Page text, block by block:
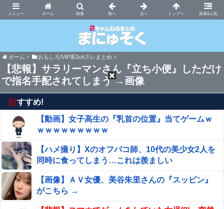
ホーム 新着&人気
まにゅそく 2chまとめニュース速報VIP
ホーム おもしろ/VIP系2chスレまとめ
【悲報】サラリーマンさん『立ち小便』しただけ
で指名手配されてしまう →画像
おすすめ!
【動画】女子高生の『乳首の位置』当てゲームｗ
ｗｗｗｗｗｗｗｗｗ
【ハメ撮り】Xのオフパコ師、10代の美少女2人を
同時に食ってしまう…これは羨ましい
【画像】ＡＶ女優、美谷朱里さんの『スッピン』
がこちら →